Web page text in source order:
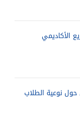
الأكاديمي
حول نوعية الطلاب